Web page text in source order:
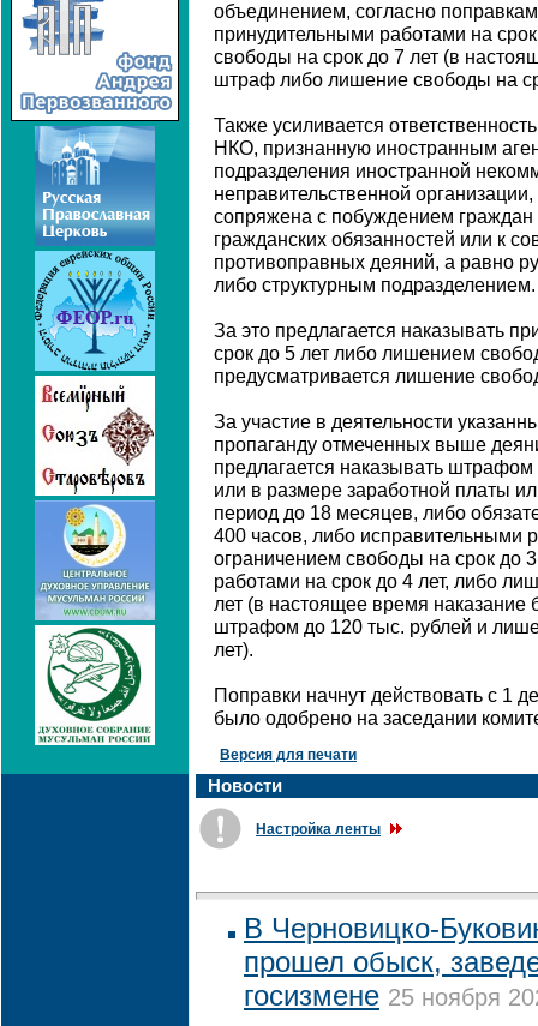
объединением, согласно
принудительными работами на
свободы на срок до 7 лет (в
штраф либо лишение свободы на
Также усиливается
НКО, признанную иностранным
подразделения иностранной
неправительственной
сопряжена с побуждением граждан
гражданских обязанностей или к
противоправных деяний, а равно
либо структурным подразделением.
За это предлагается наказывать
срок до 5 лет либо лишением
предусматривается лишение
За участие в деятельности
пропаганду отмеченных выше
предлагается наказывать
или в размере заработной платы
период до 18 месяцев, либо
400 часов, либо исправительными
ограничением свободы на срок до
работами на срок до 4 лет, либо
лет (в настоящее время наказание
штрафом до 120 тыс. рублей и
лет).
Поправки начнут действовать с 1
было одобрено на заседании
Версия для печати
Новости
Настройка ленты
В Черновицко-
прошел обыск,
госизмене 25 ноября